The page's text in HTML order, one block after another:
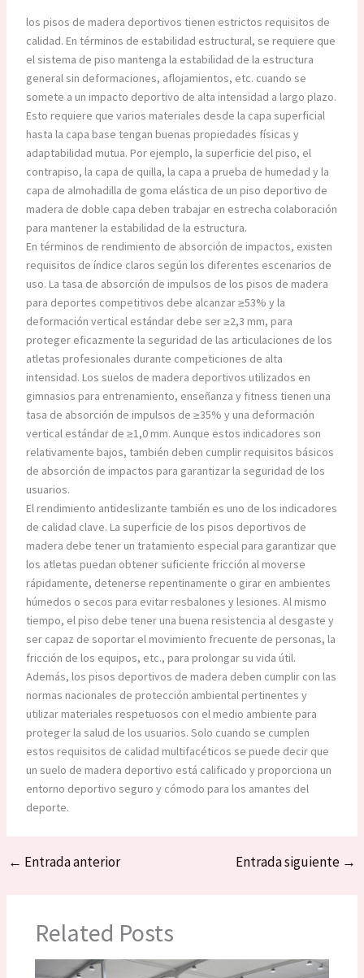
los pisos de madera deportivos tienen estrictos requisitos de
calidad. En términos de estabilidad estructural, se requiere que
el sistema de piso mantenga la estabilidad de la estructura
general sin deformaciones, aflojamientos, etc. cuando se
somete a un impacto deportivo de alta intensidad a largo plazo.
Esto requiere que varios materiales desde la capa superficial
hasta la capa base tengan buenas propiedades físicas y
adaptabilidad mutua. Por ejemplo, la superficie del piso, el
contrapiso, la capa de quilla, la capa a prueba de humedad y la
capa de almohadilla de goma elástica de un piso deportivo de
madera de doble capa deben trabajar en estrecha colaboración
para mantener la estabilidad de la estructura.
En términos de rendimiento de absorción de impactos, existen
requisitos de índice claros según los diferentes escenarios de
uso. La tasa de absorción de impulsos de los pisos de madera
para deportes competitivos debe alcanzar ≥53% y la
deformación vertical estándar debe ser ≥2,3 mm, para
proteger eficazmente la seguridad de las articulaciones de los
atletas profesionales durante competiciones de alta
intensidad. Los suelos de madera deportivos utilizados en
gimnasios para entrenamiento, enseñanza y fitness tienen una
tasa de absorción de impulsos de ≥35% y una deformación
vertical estándar de ≥1,0 ​​mm. Aunque estos indicadores son
relativamente bajos, también deben cumplir requisitos básicos
de absorción de impactos para garantizar la seguridad de los
usuarios.
El rendimiento antideslizante también es uno de los indicadores
de calidad clave. La superficie de los pisos deportivos de
madera debe tener un tratamiento especial para garantizar que
los atletas puedan obtener suficiente fricción al moverse
rápidamente, detenerse repentinamente o girar en ambientes
húmedos o secos para evitar resbalones y lesiones. Al mismo
tiempo, el piso debe tener una buena resistencia al desgaste y
ser capaz de soportar el movimiento frecuente de personas, la
fricción de los equipos, etc., para prolongar su vida útil.
Además, los pisos deportivos de madera deben cumplir con las
normas nacionales de protección ambiental pertinentes y
utilizar materiales respetuosos con el medio ambiente para
proteger la salud de los usuarios. Solo cuando se cumplen
estos requisitos de calidad multifacéticos se puede decir que
un suelo de madera deportivo está calificado y proporciona un
entorno deportivo seguro y cómodo para los amantes del
deporte.
← Entrada anterior Entrada siguiente →
Related Posts